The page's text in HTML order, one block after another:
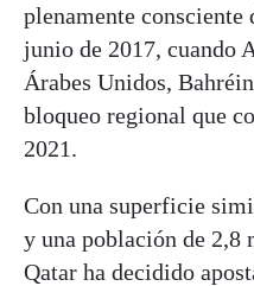
plenamente consciente
junio de 2017, cuando
Árabes Unidos,
bloqueo regional que
2021.
Con una superficie
y una población de 2,8
Qatar ha decidido